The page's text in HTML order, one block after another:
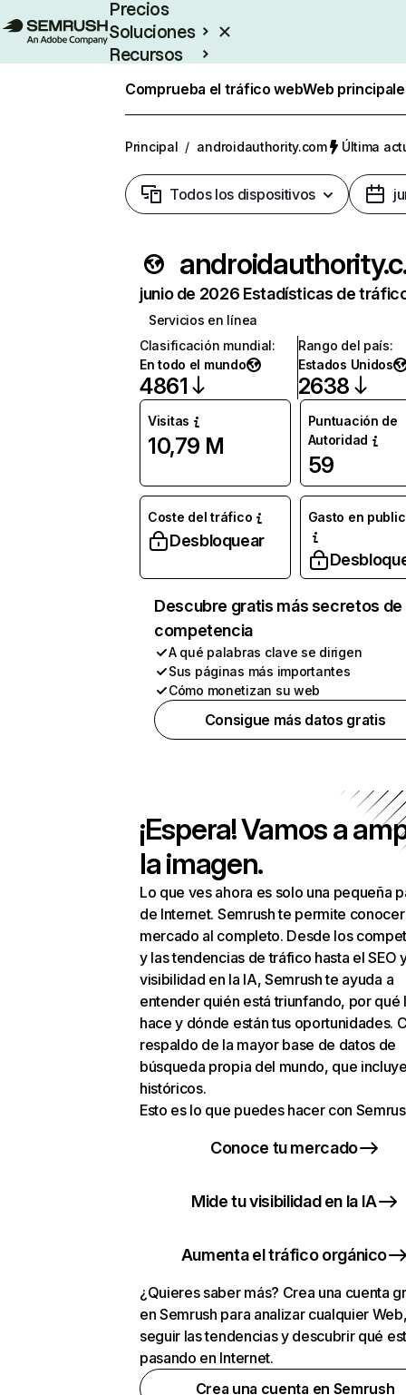
Precios
Soluciones
Recursos
Comprueba el tráfico webWeb
Principal / androidauthority.com Última
Todos los dispositivos
junio de 2026 Estadísticas de
Servicios en línea
Clasificación mundial:
En todo el mundo
4861
Rango del país:
Estados Unidos
2638
Visitas
10,79 M
Puntuación de
Autoridad
59
Coste del tráfico
Desbloquear
Gasto en
Descubre gratis más secretos de
competencia
A qué palabras clave se dirigen
Sus páginas más importantes
Cómo monetizan su web
Consigue más datos gratis
¡Espera! Vamos a
la imagen.
Lo que ves ahora es solo una pequeña
de Internet. Semrush te permite
mercado al completo. Desde los
y las tendencias de tráfico hasta el SEO
visibilidad en la IA, Semrush te ayuda a
entender quién está triunfando, por qué
hace y dónde están tus oportunidades.
respaldo de la mayor base de datos de
búsqueda propia del mundo, que
históricos.
Esto es lo que puedes hacer con
Conoce tu mercado
Mide tu visibilidad en la IA
Aumenta el tráfico orgánico
¿Quieres saber más? Crea una cuenta
en Semrush para analizar cualquier
seguir las tendencias y descubrir qué
pasando en Internet.
Crea una cuenta en Semrush